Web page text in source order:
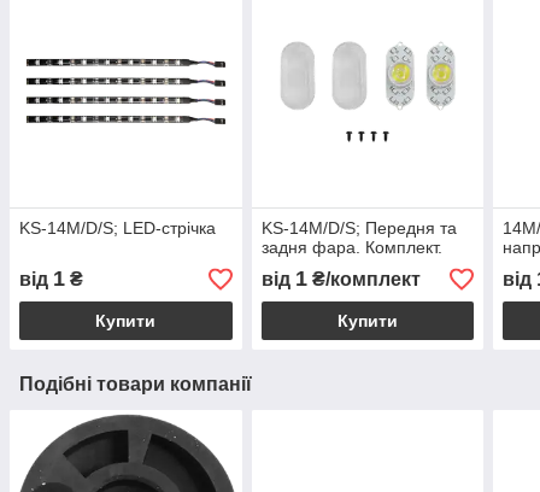
KS-14M/D/S; LED-стрічка
від 1 ₴
Купити
KS-14M/D/S; Передня та
задня фара. Комплект.
від 1₴/комплект
Купити
від
Подібні товари компанії